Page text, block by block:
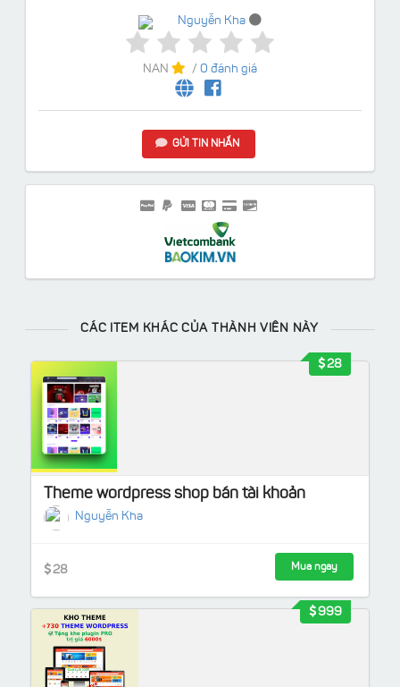
Nguyễn Kha
NAN / 0 đánh giá
GỬI TIN NHẮN
CÁC ITEM KHÁC CỦA THÀNH VIÊN NÀY
Theme wordpress shop bán tài khoản
Nguyễn Kha
28 Mua ngay
28
999